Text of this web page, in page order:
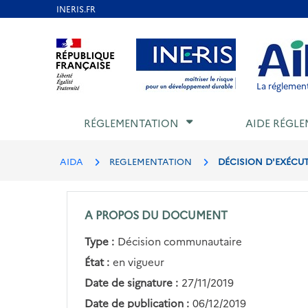
Aller au contenu Aller au menu Aller au
La
RÉGLEMENTATION AIDE
AIDA REGLEMENTATION DÉCISION
A PROPOS DU DOCUMENT
Type : Décision communautaire
État : en vigueur
Date de signature : 27/11/2019
Date de publication : 06/12/2019